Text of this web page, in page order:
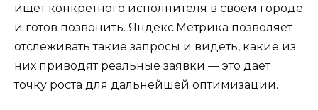
ищет конкретного исполнителя в своём городе
и готов позвонить. Яндекс.Метрика позволяет
отслеживать такие запросы и видеть, какие из
них приводят реальные заявки — это даёт
точку роста для дальнейшей оптимизации.